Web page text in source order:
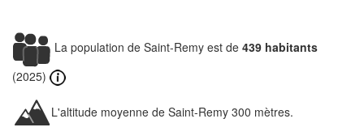
La population de Saint-Remy est de 439 habitants
(2025)
L'altitude moyenne de Saint-Remy 300 mètres.